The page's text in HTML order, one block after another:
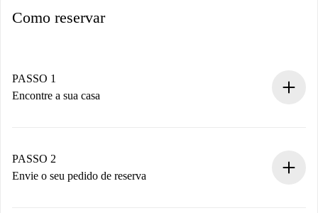
Como reservar
PASSO 1
Encontre a sua casa
Você tem todas as informações necessárias
antecipadamente.
PASSO 2
Envie o seu pedido de reserva